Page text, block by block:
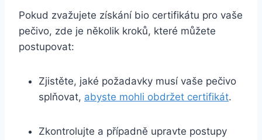
Pokud zvažujete získání⁢ bio certifikátu pro vaše
pečivo, ⁣zde⁢ je několik kroků, které můžete
postupovat:
Zjistěte, jaké požadavky‍ musí vaše pečivo
splňovat, abyste mohli obdržet certifikát.
Zkontrolujte a případně upravte postupy